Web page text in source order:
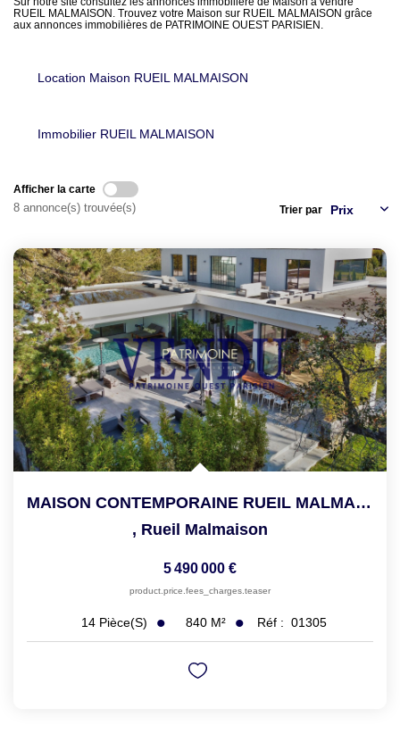
Notre Équipe
RUEIL MALMAISON. Trouvez votre Maison sur RUEIL MALMAISON grâce
aux annonces immobilières de PATRIMOINE OUEST PARISIEN.
Location Maison RUEIL MALMAISON
Immobilier RUEIL MALMAISON
Afficher la carte
8 annonce(s) trouvée(s) Trier par
MAISON CONTEMPORAINE RUEIL MALMAISON - 14 Pièce(s) - 840 M2
, Rueil Malmaison
5 490 000 €
product.price.fees_charges.teaser
14 Pièce(s) 840 M² Réf : 01305